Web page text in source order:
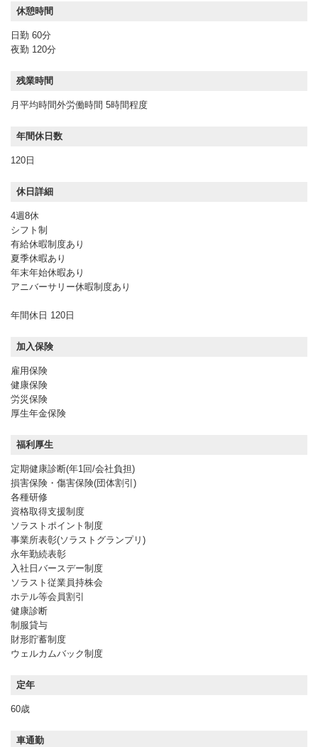
休憩時間
日勤 60分
夜勤 120分
残業時間
月平均時間外労働時間 5時間程度
年間休日数
120日
休日詳細
4週8休
シフト制
有給休暇制度あり
夏季休暇あり
年末年始休暇あり
アニバーサリー休暇制度あり
年間休日 120日
加入保険
雇用保険
健康保険
労災保険
厚生年金保険
福利厚生
定期健康診断(年1回/会社負担)
損害保険・傷害保険(団体割引)
各種研修
資格取得支援制度
ソラストポイント制度
事業所表彰(ソラストグランプリ)
永年勤続表彰
入社日バースデー制度
ソラスト従業員持株会
ホテル等会員割引
健康診断
制服貸与
財形貯蓄制度
ウェルカムバック制度
定年
60歳
車通勤